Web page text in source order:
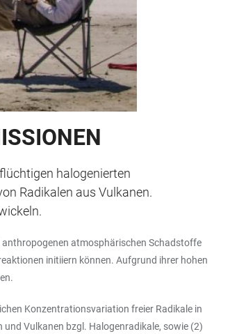
halogenierten
Radikalen aus Vulkanen.
anthropogenen atmosphärischen Schadstoffe
initiiern können. Aufgrund ihrer hohen
Konzentrationsvariation freier Radikale in
Vulkanen bzgl. Halogenradikale, sowie (2)